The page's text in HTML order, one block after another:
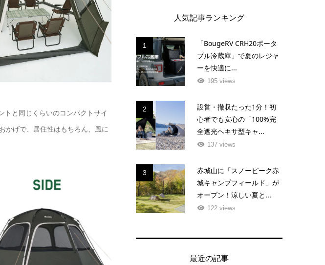
トと同じくらいのコンパクトサイ
かげで、居住性はもちろん、風に
人気記事ランキング
1
「BougeRV CRH20ポータ
ブル冷蔵庫」で夏のレジャ
ーを快適に...
195 views
2
設営・撤収たった1分！初
心者でも安心の「100%完
全遮光ヘキサ型キャ...
137 views
3
赤城山に「スノーピーク赤
城キャンプフィールド」が
オープン！涼しい夏と...
122 views
最近の記事